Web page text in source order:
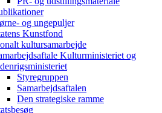
og ungepuljer
Kunstfond
kultursamarbejde
Kulturministeriet og
Styregruppen
Samarbejdsaftalen
Den strategiske ramme